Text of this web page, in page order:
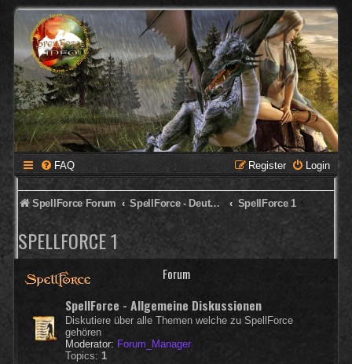
FAQ Login
Register
SpellForce Forum SpellForce - Deutsches Forum SpellForce 1
SPELLFORCE 1
Forum
SpellForce - Allgemeine Diskussionen
Diskutiere über alle Themen welche zu SpellForce
gehören
Moderator: Forum_Manager
Topics: 1